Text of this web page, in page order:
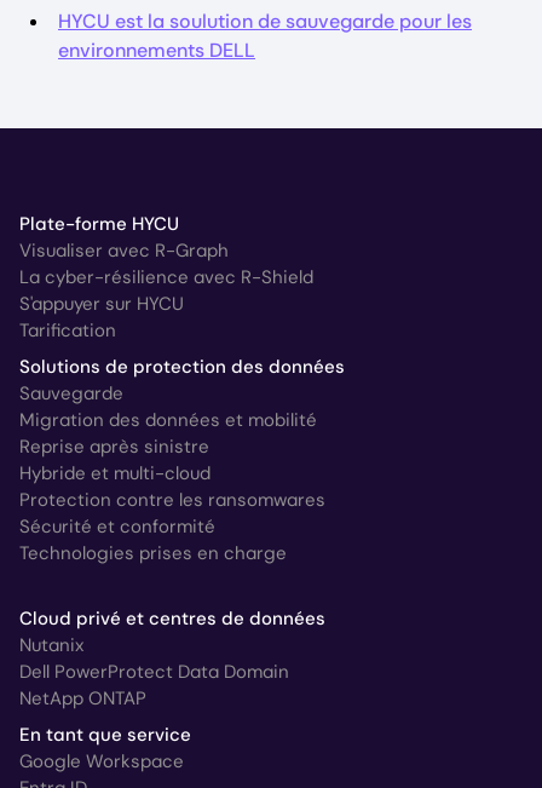
HYCU est la soulution de sauvegarde pour les
environnements DELL
Plate-forme HYCU
Visualiser avec R-Graph
La cyber-résilience avec R-Shield
S'appuyer sur HYCU
Tarification
Solutions de protection des données
Sauvegarde
Migration des données et mobilité
Reprise après sinistre
Hybride et multi-cloud
Protection contre les ransomwares
Sécurité et conformité
Technologies prises en charge
Cloud privé et centres de données
Nutanix
Dell PowerProtect Data Domain
NetApp ONTAP
En tant que service
Google Workspace